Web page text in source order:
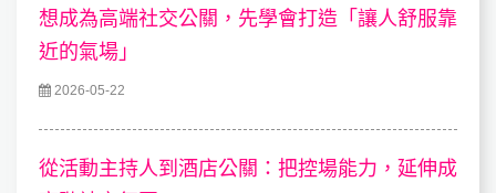
想成為高端社交公關，先學會打造「讓人舒服靠
近的氣場」
2026-05-22
從活動主持人到酒店公關：把控場能力，延伸成